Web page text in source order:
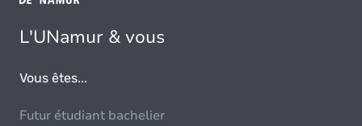
L'UNamur & vous
Vous êtes...
Futur étudiant bachelier